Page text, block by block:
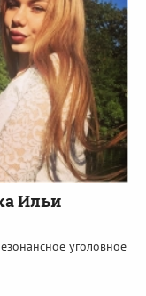
Ильи
уголовное